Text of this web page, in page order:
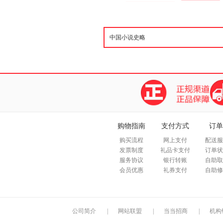
购物指南
购买流程
发票制度
服务协议
会员优惠
支付方式
网上支付
礼品卡支付
银行转账
礼券支付
订
配送
订单
自助
自助
公司简介 网站联盟 当当招商 机构